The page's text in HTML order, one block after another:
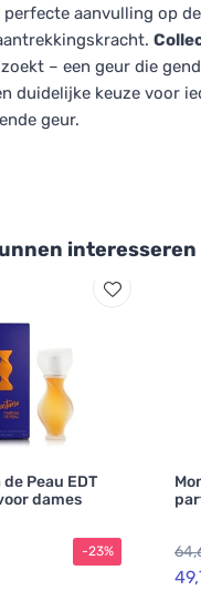
aanvulling op
– een geur die
duidelijke keuze voor
geur.
interesseren
Peau EDT
dames
-23%